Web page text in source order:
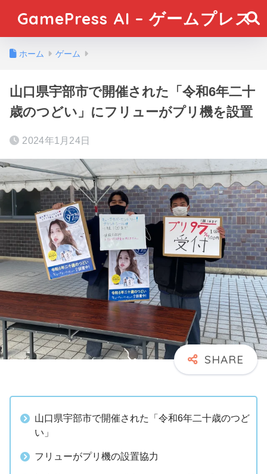
GamePress AI – ゲームプレス
ホーム ゲーム
山口県宇部市で開催された「令和6年二十
歳のつどい」にフリューがプリ機を設置
2024年1月24日
山口県宇部市で開催された「令和6年二十歳のつど
い」
フリューがプリ機の設置協力